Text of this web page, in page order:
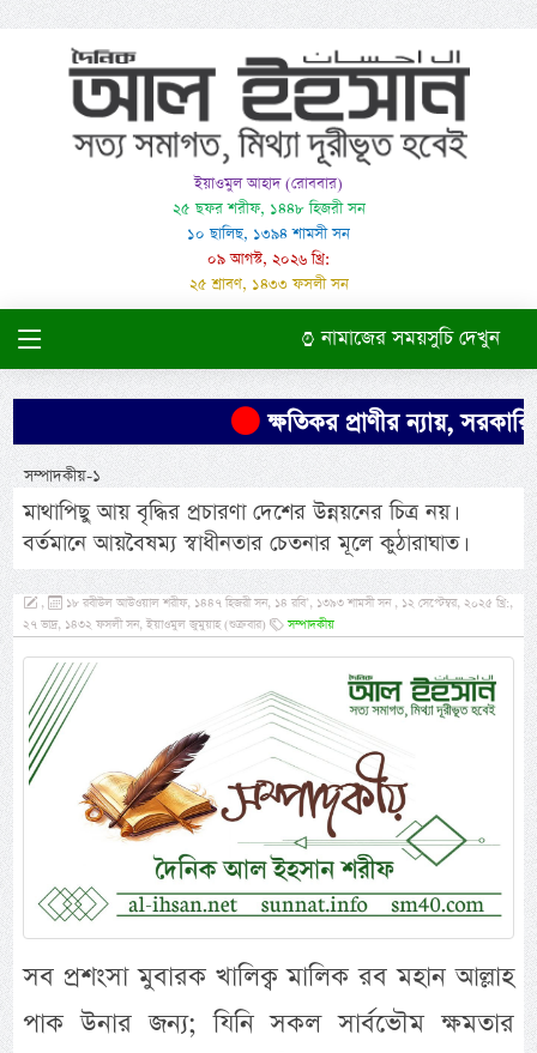
ইয়াওমুল আহাদ (রোববার)
২৫ ছফর শরীফ, ১৪৪৮ হিজরী সন
১০ ছালিছ, ১৩৯৪ শামসী সন
০৯ আগস্ট, ২০২৬ খ্রি:
২৫ শ্রাবণ, ১৪৩৩ ফসলী সন
নামাজের সময়সুচি দেখুন
ক্ষতিকর প্রাণীর ন্যায়,
সম্পাদকীয়-১
মাথাপিছু আয় বৃদ্ধির প্রচারণা দেশের উন্নয়নের চিত্র নয়।
বর্তমানে আয়বৈষম্য স্বাধীনতার চেতনার মূলে কুঠারাঘাত।
,
১৮ রবীউল আউওয়াল শরীফ, ১৪৪৭ হিজরী সন, ১৪ রবি’, ১৩৯৩ শামসী সন , ১২ সেপ্টেম্বর, ২০২৫ খ্রি:,
২৭ ভাদ্র, ১৪৩২ ফসলী সন, ইয়াওমুল জুমুয়াহ (শুক্রবার)
সম্পাদকীয়
সব প্রশংসা মুবারক খালিক্ব মালিক রব মহান আল্লাহ
পাক উনার জন্য; যিনি সকল সার্বভৌম ক্ষমতার